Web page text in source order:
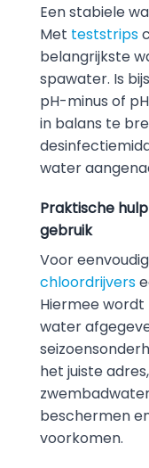
Een stabiele
Met teststrips
belangrijkste
spawater. Is
pH-minus of
in balans te
water
Praktische
gebruik
Voor
chloordrijvers
Hiermee
water
het juiste
beschermen
voorkomen.